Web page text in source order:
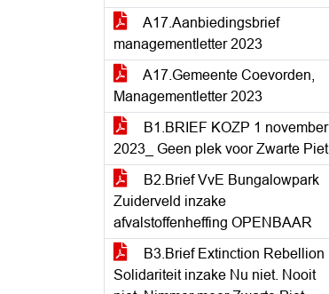
A17.Aanbiedingsbrief
managementletter 2023
A17.Gemeente Coevorden,
Managementletter 2023
B1.BRIEF KOZP 1 november
2023_ Geen plek voor Zwarte Piet
B2.Brief VvE Bungalowpark
Zuiderveld inzake
afvalstoffenheffing OPENBAAR
B3.Brief Extinction Rebellion
Solidariteit inzake Nu niet. Nooit